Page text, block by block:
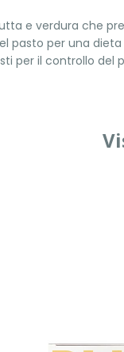
e verdura che
pasto per una
per il controllo del